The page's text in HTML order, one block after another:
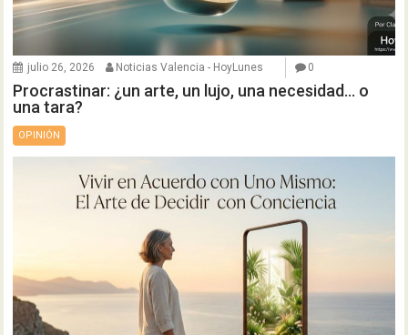
julio 26, 2026 Noticias Valencia - HoyLunes 0
Procrastinar: ¿un arte, un lujo, una necesidad… o
una tara?
OPINIÓN